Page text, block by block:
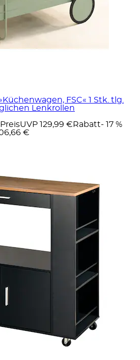
FSC« 1 Stk. tlg.
Lenkrollen
UVP 129,99 € Rabatt- 17 %
€